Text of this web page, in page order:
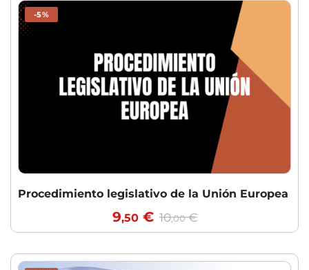
-5%
Procedimiento legislativo de la Unión Europea
9,50 € 10,00 €